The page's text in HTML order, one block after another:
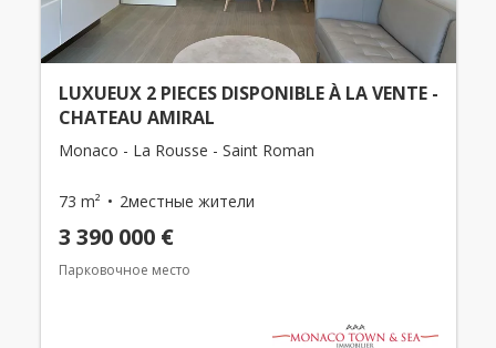
LUXUEUX 2 PIECES DISPONIBLE À LA VENTE -
CHATEAU AMIRAL
Monaco - La Rousse - Saint Roman
73 m² 2местные жители
3 390 000 €
Парковочное место